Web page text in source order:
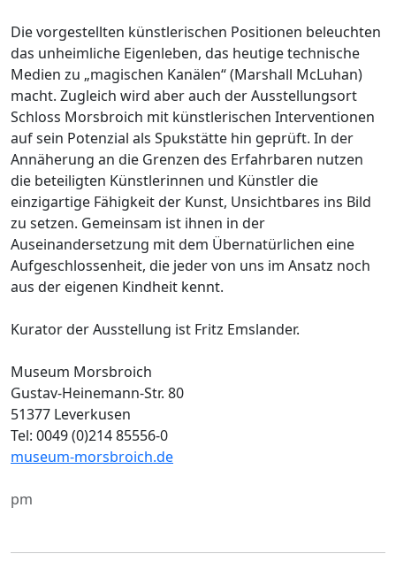
Die vorgestellten künstlerischen Positionen beleuchten
das unheimliche Eigenleben, das heutige technische
Medien zu „magischen Kanälen“ (Marshall McLuhan)
macht. Zugleich wird aber auch der Ausstellungsort
Schloss Morsbroich mit künstlerischen Interventionen
auf sein Potenzial als Spukstätte hin geprüft. In der
Annäherung an die Grenzen des Erfahrbaren nutzen
die beteiligten Künstlerinnen und Künstler die
einzigartige Fähigkeit der Kunst, Unsichtbares ins Bild
zu setzen. Gemeinsam ist ihnen in der
Auseinandersetzung mit dem Übernatürlichen eine
Aufgeschlossenheit, die jeder von uns im Ansatz noch
aus der eigenen Kindheit kennt.
Kurator der Ausstellung ist Fritz Emslander.
Museum Morsbroich
Gustav-Heinemann-Str. 80
51377 Leverkusen
Tel: 0049 (0)214 85556-0
museum-morsbroich.de
pm